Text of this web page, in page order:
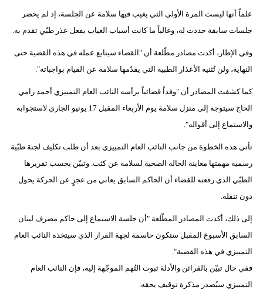
أبراج
فيديو
سيارات
علماً أنها ليست المرة الأولى التي يغيب فيها سلامة عن الجلسة، إذ لم يحضر
جلسات سابقة حددت له، وغالباً ما كانت أسباب الغياب بفعل عذر طبّي تقدم به.
وفي الإطار، أكدت مصادر مطّلعة أن "القضاء سيتابع عمله في هذه القضية حتى
النهاية، ولن تُثنيه الأعذار الطبية التي يقدّمها سلامة عن القيام بواجباته".
كما كشفت المصادر أن "وفداً قضائياً يرأسه النائب العام التمييزي أحمد رامي
الحاج سيتوجه إلى منزل سلامة يوم الأربعاء المقبل 17 يونيو الجاري لاستجوابه
والاستماع إلى أقواله".
تأتي هذه الخطوة من جانب النائب العام التمييزي بعد أن طلب تكليف لجنة طبّية
رسمية مهمتها معاينة الحالة الصحية لسلامة عن كثب. وتبيّن بحسب تقريرها
الطبّي الذي رفعته للقضاء أن الحاكم السابق يعاني من عجزٍ عن الحركة يحول
دون تنقله.
إلى ذلك، أكدت المصادر المطّلعة "أن جلسة الاستماع إلى حاكم مصرف لبنان
السابق الأسبوع المقبل ستكون حاسمة لجهة القرار الذي سيتخذه النائب العام
التمييزي في هذه القضية".
ففي حال تبيّن بالقرائن والأدلة ثبوت التُهم الموجّهة إليه، فإن النائب العام
التمييزي سيُصدر مذكرة توقيف بحقه.